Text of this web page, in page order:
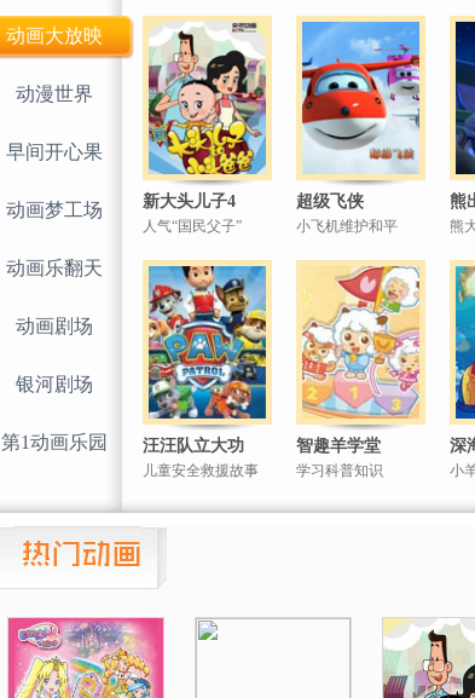
动画大放映
动漫世界
早间开心果
动画梦工场
动画乐翻天
动画剧场
银河剧场
第1动画乐园
新大头儿子4
人气“国民父子”
超级飞侠
小飞机维护和平
熊
熊
汪汪队立大功
儿童安全救援故事
智趣羊学堂
学习科普知识
深
小